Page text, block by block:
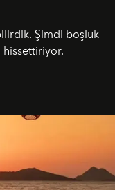
Şimdi boşluk
hissettiriyor.